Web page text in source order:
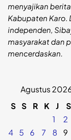
menyajikan
Kabupaten Karo.
independen,
masyarakat dan
mencerdaskan.
Agustus
S S R K J S
1
2
4
5 6 7 8 9